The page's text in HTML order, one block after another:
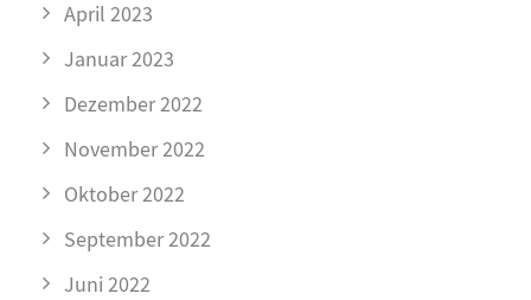
April 2023
Januar 2023
Dezember 2022
November 2022
Oktober 2022
September 2022
Juni 2022